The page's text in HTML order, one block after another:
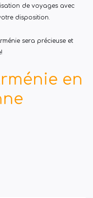
de voyages avec
disposition.
sera précieuse et
en